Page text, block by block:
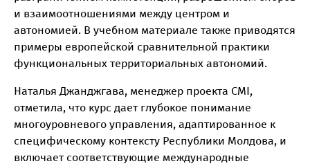
и взаимоотношениями между центром и
автономией. В учебном материале также приводятся
примеры европейской сравнительной практики
функциональных территориальных автономий.
Наталья Джанджгава, менеджер проекта CMI,
отметила, что курс дает глубокое понимание
многоуровневого управления, адаптированное к
специфическому контексту Республики Молдова, и
включает соответствующие международные